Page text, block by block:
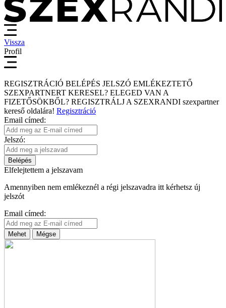
Vissza
Profil
REGISZTRÁCIÓ BELÉPÉS JELSZÓ EMLÉKEZTETŐ
SZEXPARTNERT KERESEL? ELEGED VAN A
FIZETŐSÖKBŐL? REGISZTRÁLJ A SZEXRANDI szexpartner
kereső oldalára! Regisztráció
Email címed:
Jelszó:
Belépés
Elfelejtettem a jelszavam
Amennyiben nem emlékeznél a régi jelszavadra itt kérhetsz új
jelszót
Email címed:
Mehet Mégse